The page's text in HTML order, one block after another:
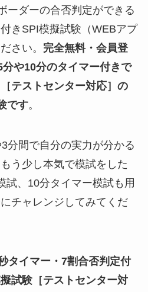
ーダーの合否判定ができる
きSPI模擬試験（WEBアプ
さい。 完全無料・会員登
分や10分のタイマー付きで
［テストセンター対応］ の
です。
分間で自分の実力が分かる
う少し本気で模試をした
試、10分タイマー模試も用
チャレンジしてみてくだ
タイマー・7割合否判定付
試験［テストセンター対